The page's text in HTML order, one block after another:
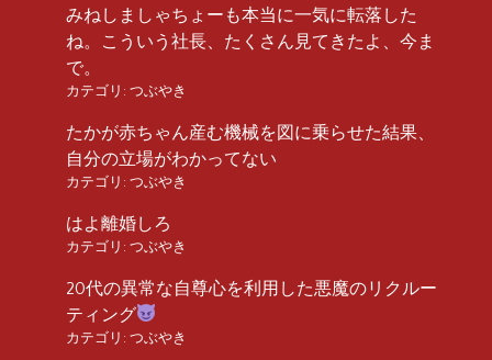
みねしましゃちょーも本当に一気に転落した
ね。こういう社長、たくさん見てきたよ、今ま
で。
カテゴリ: つぶやき
たかが赤ちゃん産む機械を図に乗らせた結果、
自分の立場がわかってない
カテゴリ: つぶやき
はよ離婚しろ
カテゴリ: つぶやき
20代の異常な自尊心を利用した悪魔のリクルー
ティング
カテゴリ: つぶやき